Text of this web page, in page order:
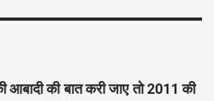
आबादी की बात करी जाए तो 2011 की